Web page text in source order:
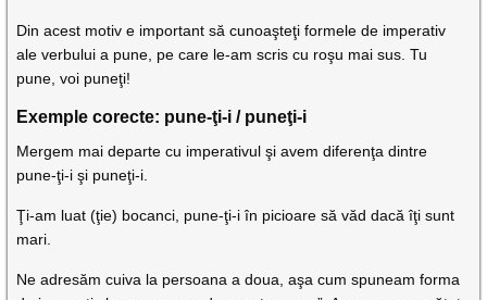
Din acest motiv e important să cunoaşteţi formele de imperativ
ale verbului a pune, pe care le-am scris cu roşu mai sus. Tu
pune, voi puneţi!
Exemple corecte: pune-ţi-i / puneţi-i
Mergem mai departe cu imperativul şi avem diferenţa dintre
pune-ţi-i şi puneţi-i.
Ţi-am luat (ţie) bocanci, pune-ţi-i în picioare să văd dacă îţi sunt
mari.
Ne adresăm cuiva la persoana a doua, aşa cum spuneam forma